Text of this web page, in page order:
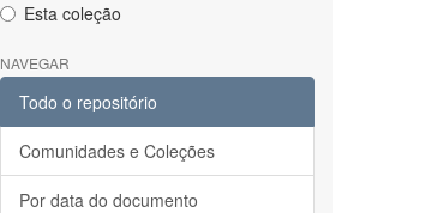
Esta coleção
NAVEGAR
Todo o repositório
Comunidades e Coleções
Por data do documento